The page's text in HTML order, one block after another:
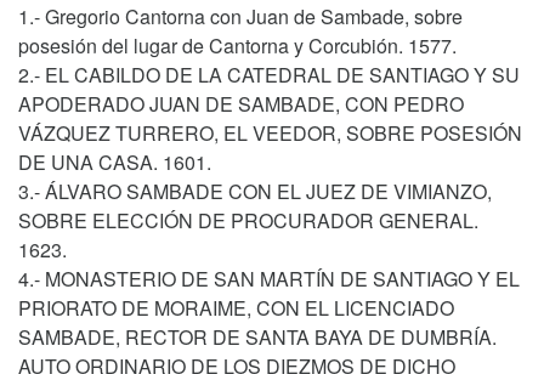
1.- Gregorio Cantorna con Juan de Sambade, sobre
posesión del lugar de Cantorna y Corcubión. 1577.
2.- EL CABILDO DE LA CATEDRAL DE SANTIAGO Y SU
APODERADO JUAN DE SAMBADE, CON PEDRO
VÁZQUEZ TURRERO, EL VEEDOR, SOBRE POSESIÓN
DE UNA CASA. 1601.
3.- ÁLVARO SAMBADE CON EL JUEZ DE VIMIANZO,
SOBRE ELECCIÓN DE PROCURADOR GENERAL.
1623.
4.- MONASTERIO DE SAN MARTÍN DE SANTIAGO Y EL
PRIORATO DE MORAIME, CON EL LICENCIADO
SAMBADE, RECTOR DE SANTA BAYA DE DUMBRÍA.
AUTO ORDINARIO DE LOS DIEZMOS DE DICHO